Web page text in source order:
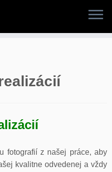
fotografií z našej práce, aby
kvalitne odvedenej a vždy